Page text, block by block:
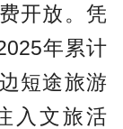
开放。凭
年累计
短途旅游
入文旅活